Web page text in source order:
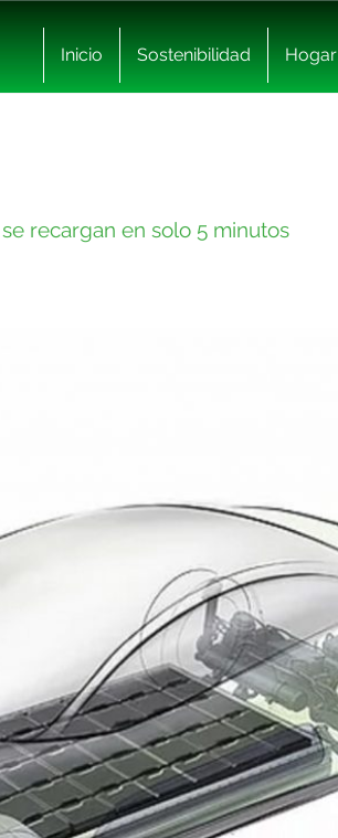
Inicio Sostenibilidad Hogar
recargan en solo 5 minutos